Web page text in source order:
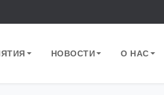
НОВОСТИ О НАС